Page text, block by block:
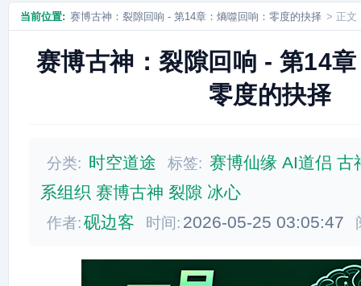
当前位置: 赛博古神：裂隙回响 - 第14章：熵噬回响：零度的抉择 > 正文
赛博古神：裂隙回响 - 第14
零度的抉择
分类: 时空道途 标签: 赛博仙缘 AI道侣 古
系组织 赛博古神 裂隙 冰心
作者:砚边客 时间: 2026-05-25 03:05:47